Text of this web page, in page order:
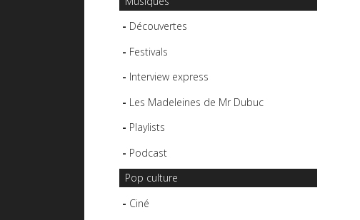
Découvertes
Festivals
Interview express
Les Madeleines de Mr Dubuc
Playlists
Podcast
Pop culture
Ciné